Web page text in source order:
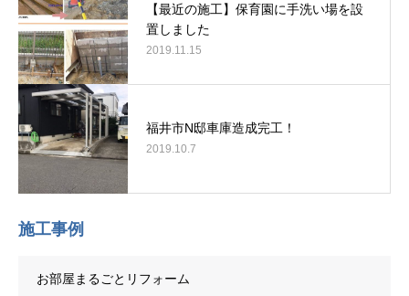
【最近の施工】保育園に手洗い場を設
置しました
2019.11.15
福井市N邸車庫造成完工！
2019.10.7
施工事例
お部屋まるごとリフォーム